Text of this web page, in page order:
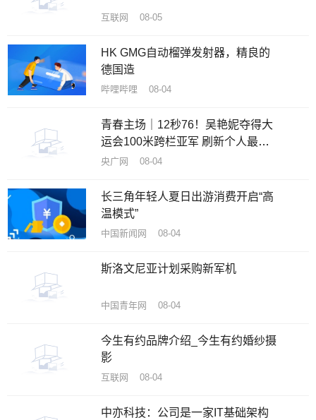
互联网 08-05
HK GMG自动榴弹发射器，精良的
德国造
哔哩哔哩 08-04
青春主场｜12秒76！吴艳妮夺得大
运会100米跨栏亚军 刷新个人最好
成绩
央广网 08-04
长三角年轻人夏日出游消费开启“高
温模式”
中国新闻网 08-04
斯洛文尼亚计划采购新军机
中国青年网 08-04
今生有约品牌介绍_今生有约婚纱摄
影
互联网 08-04
中亦科技：公司是一家IT基础架构